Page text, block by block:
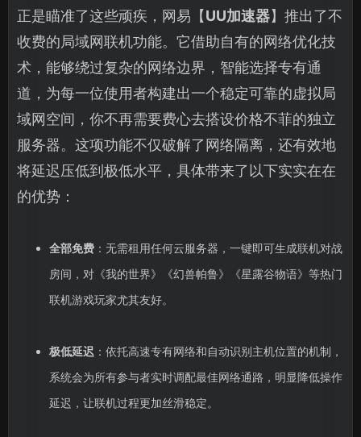
正是瞄准了这些顽疾，网易【UU加速器】推出了不
收费的局域网联机功能。它借助自有的网络优化技
术，能够绕过复杂的网络边界，智能选择专有通
道，为每一位使用者构建出一个稳定可靠的虚拟局
域网空间，你不再需要费心去搭设价格不菲的独立
服务器。这项功能不仅破解了网络隔离，还有效地
将延迟压低到极低水平，具体带来了以下实实在在
的优势：
全部免费：无需租用任何云服务器，一键即可生成联机对战
房间，对《我的世界》《幻兽帕鲁》《星露谷物语》等热门
联机游戏玩家尤其友好。
极低延迟 ：依托高速专有网络和自动识别主机位置的机制，
系统会为所有参与者实时调配最佳网络通路，明显降低操作
延迟，让联机过程更加丝滑稳定。